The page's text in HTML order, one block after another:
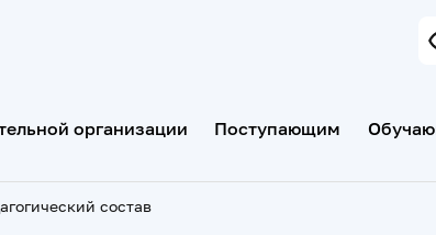
организации Поступающим
состав